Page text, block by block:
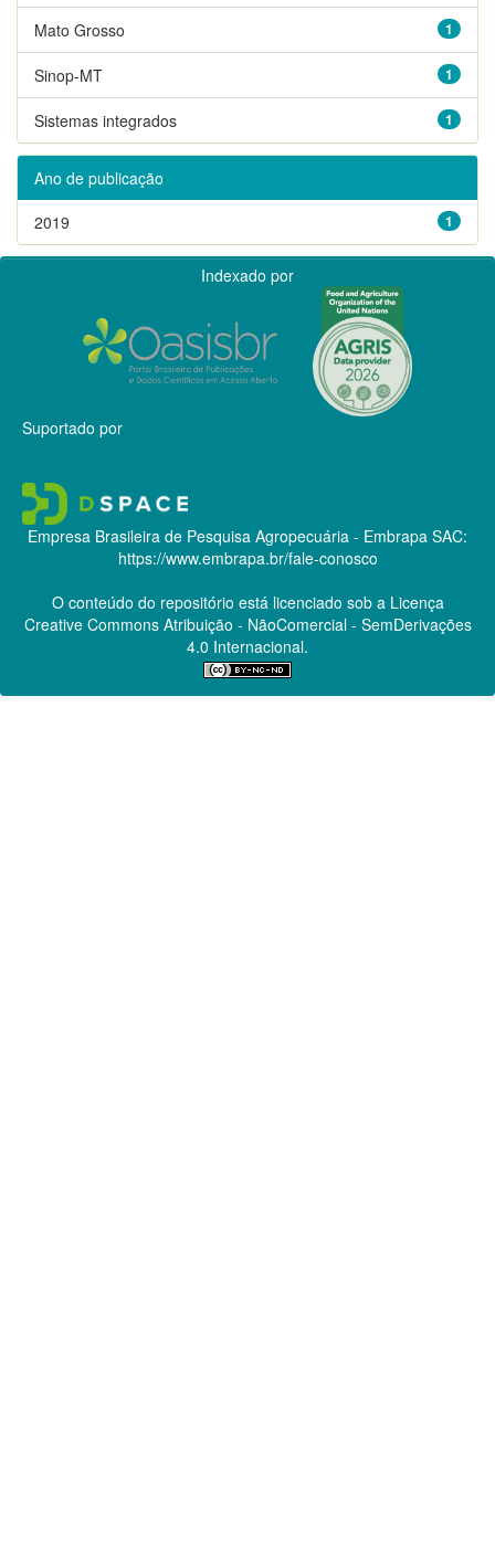
1
Mato Grosso
1
Sinop-MT
1
Sistemas integrados
Ano de publicação
1
2019
Indexado por
Suportado por
Empresa Brasileira de Pesquisa Agropecuária - Embrapa SAC:
https://www.embrapa.br/fale-conosco
O conteúdo do repositório está licenciado sob a Licença
Creative CommonsAtribuição - NãoComercial - SemDerivações
4.0 Internacional.